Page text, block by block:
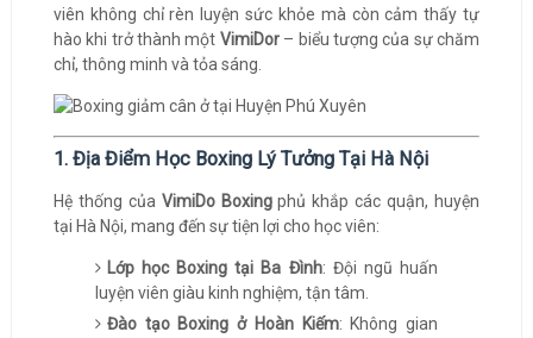
viên không chỉ rèn luyện sức khỏe mà còn cảm thấy tự
hào khi trở thành một VimiDor– biểu tượng của sự chăm
chỉ, thông minh và tỏa sáng.
1. Địa Điểm Học Boxing Lý Tưởng Tại Hà Nội
Hệ thống của VimiDo Boxingphủ khắp các quận, huyện
tại Hà Nội, mang đến sự tiện lợi cho học viên:
Lớp học Boxing tại Ba Đình: Đội ngũ huấn
luyện viên giàu kinh nghiệm, tận tâm.
Đào tạo Boxing ở Hoàn Kiếm: Không gian